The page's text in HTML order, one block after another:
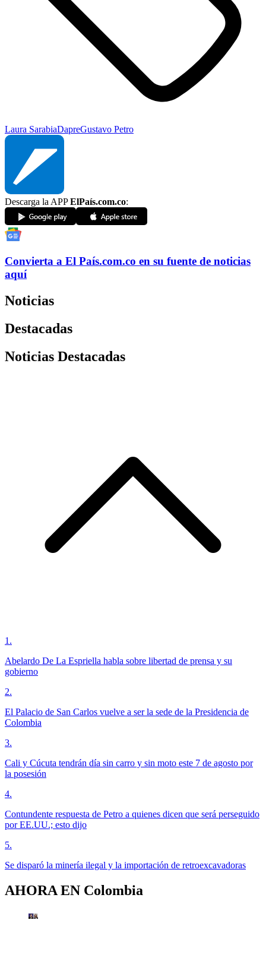
Laura SarabiaDapreGustavo Petro
Descarga la APPElPaís.com.co:
Convierta a El País.com.co en su fuente de noticias
aquí
Noticias
Destacadas
Noticias Destacadas
1 .
Abelardo De La Espriella habla sobre libertad de prensa y su
gobierno
2.
El Palacio de San Carlos vuelve a ser la sede de la Presidencia de
Colombia
3.
Cali y Cúcuta tendrán día sin carro y sin moto este 7 de agosto por
la posesión
4.
Contundente respuesta de Petro a quienes dicen que será perseguido
por EE.UU.; esto dijo
5.
Se disparó la minería ilegal y la importación de retroexcavadoras
AHORA EN Colombia